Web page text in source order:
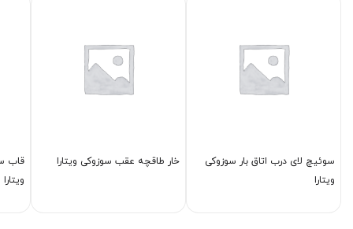
سوئیچ لای درب اتاق بار سوزوکی
ویتارا
خار طاقچه عقب سوزوکی ویتارا
قاب
ویتارا